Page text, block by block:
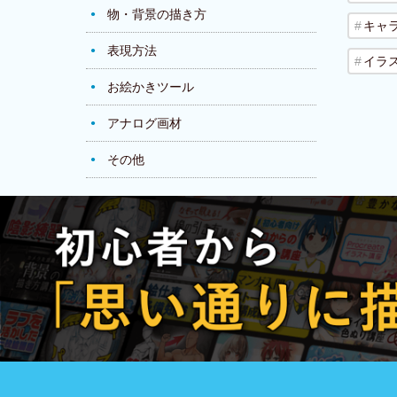
物・背景の描き方
表現方法
お絵かきツール
アナログ画材
その他
キャ
イラ